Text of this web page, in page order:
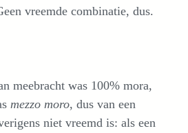
vreemde combinatie, dus.
meebracht was 100% mora,
mezzo moro, dus van een
niet vreemd is: als een